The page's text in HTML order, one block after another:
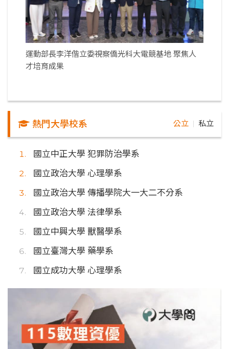
運動部長李洋偕立委視察僑光科大電競基地 聚焦人
才培育成果
熱門大學校系 公立 私立
國立中正大學 犯罪防治學系
國立政治大學 心理學系
國立政治大學 傳播學院大一大二不分系
國立政治大學 法律學系
國立中興大學 獸醫學系
國立臺灣大學 藥學系
國立成功大學 心理學系